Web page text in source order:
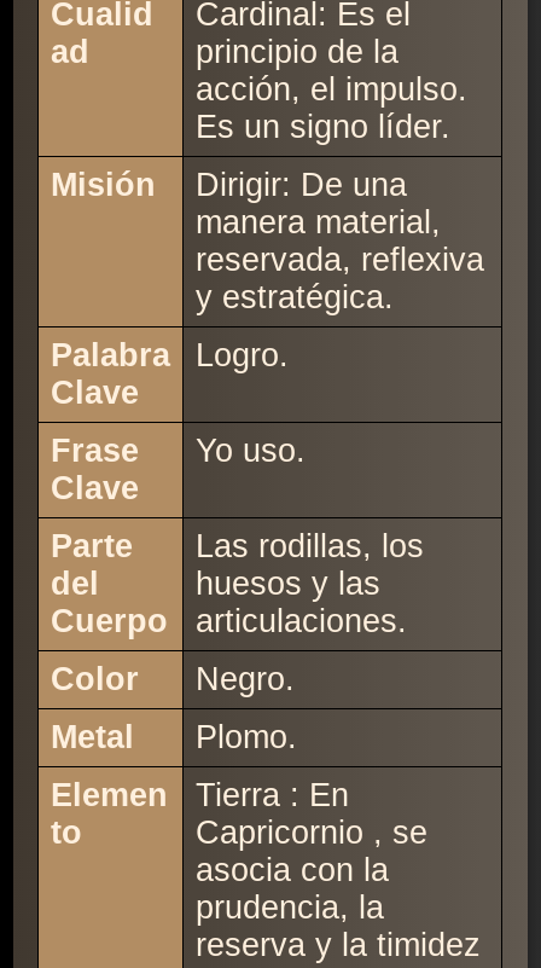
Cualid
ad
Cardinal: Es el
principio de la
acción, el impulso.
Es un signo líder.
Misión
Dirigir: De una
manera material,
reservada, reflexiva
y estratégica.
Palabra
Clave
Logro.
Frase
Clave
Yo uso.
Parte
del
Cuerpo
Las rodillas, los
huesos y las
articulaciones.
Color
Negro.
Metal
Plomo.
Elemen
to
Tierra : En
Capricornio , se
asocia con la
prudencia, la
reserva y la timidez